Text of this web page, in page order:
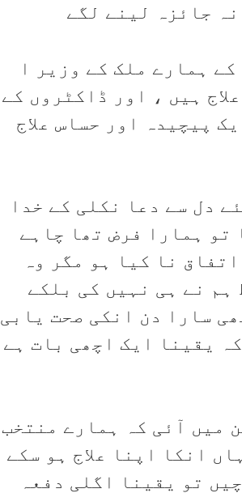
جائزہ لینے لگے
ہمارے ملک کے وزیر ا
ہیں ، اور ڈاکٹروں کے
پیچیدہ اور حساس علاج
دل سے دعا نکلی کے خدا
تو ہمارا فرض تھا چاہے
نا کیا ہو مگر وہ
ہم نے ہی نہیں کی بلکے
سارا دن انکی صحت یابی
یقینا ایک اچھی بات ہے
میں آئی کہ ہمارے منتخب
انکا اپنا علاج ہو سکے
تو یقینا اگلی دفعہ